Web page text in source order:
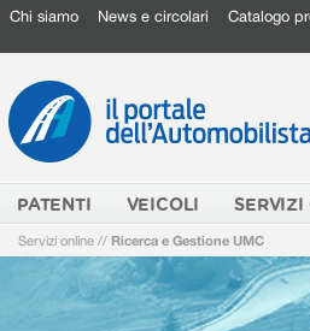
Chi siamo News e circolari Catalogo
PATENTI VEICOLI SERVIZI
Servizi online // Ricerca e Gestione UMC